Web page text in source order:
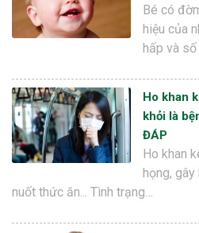
Bé có
hiệu của
hấp và
Ho khan
khỏi là
ĐÁP
Ho khan
họng,
nuốt thức ăn... Tình trạng…